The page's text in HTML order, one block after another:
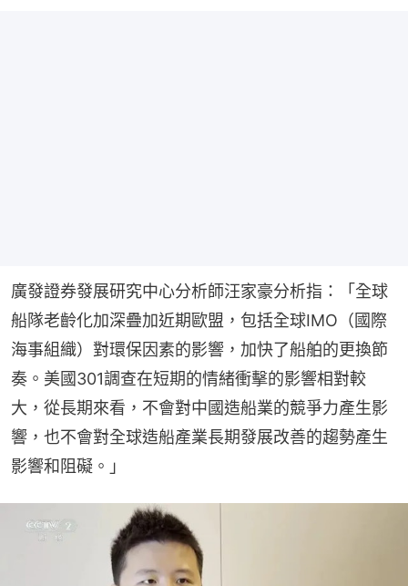
廣發證券發展研究中心分析師汪家豪分析指：「全球
船隊老齡化加深疊加近期歐盟，包括全球IMO（國際
海事組織）對環保因素的影響，加快了船舶的更換節
奏。美國301調查在短期的情緒衝擊的影響相對較
大，從長期來看，不會對中國造船業的競爭力產生影
響，也不會對全球造船產業長期發展改善的趨勢產生
影響和阻礙。」